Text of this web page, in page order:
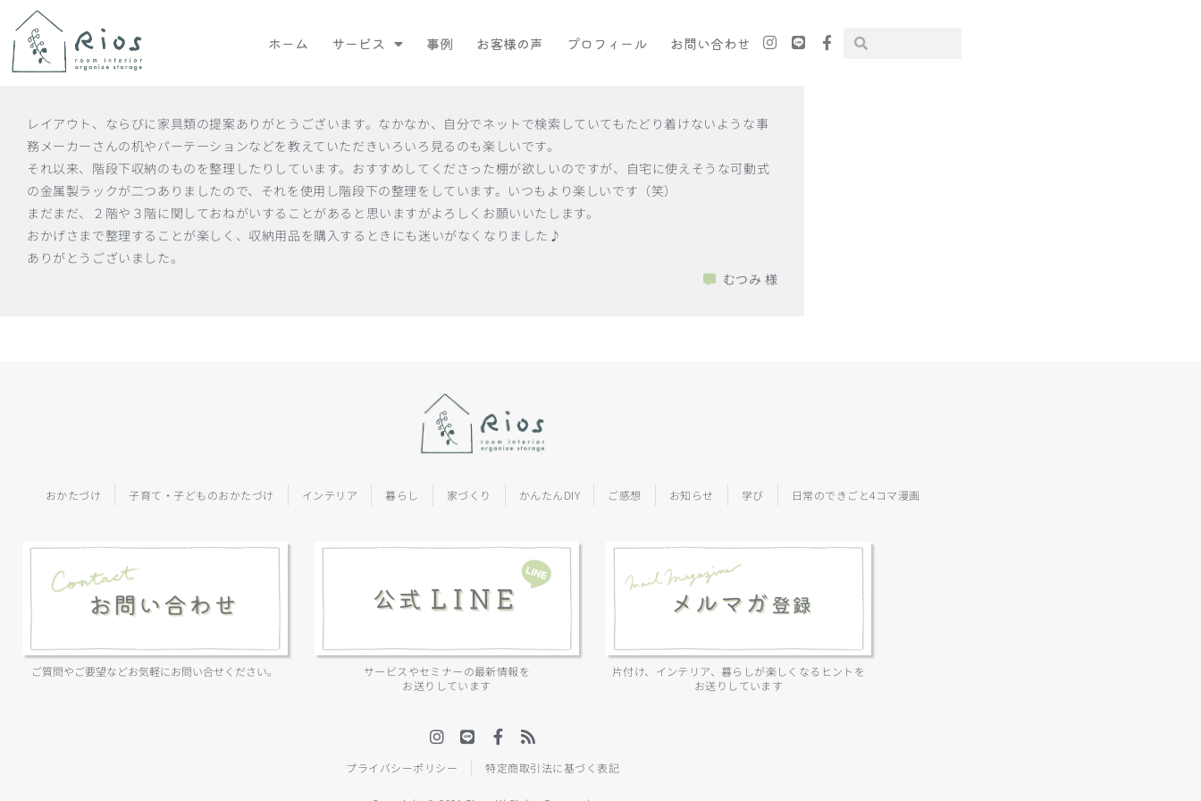
ホーム サービス 事例 お客様の声 プロフィール お問い合わせ
レイアウト、ならびに家具類の提案ありがとうございます。なかなか、自分でネットで検索していてもたどり着けないような事
務メーカーさんの机やパーテーションなどを教えていただきいろいろ見るのも楽しいです。
それ以来、階段下収納のものを整理したりしています。おすすめしてくださった棚が欲しいのですが、自宅に使えそうな可動式
の金属製ラックが二つありましたので、それを使用し階段下の整理をしています。いつもより楽しいです（笑）
まだまだ、２階や３階に関しておねがいすることがあると思いますがよろしくお願いいたします。
おかげさまで整理することが楽しく、収納用品を購入するときにも迷いがなくなりました♪
ありがとうございました。
むつみ 様
おかたづけ 子育て・子どものおかたづけ インテリア 暮らし 家づくり かんたんDIY ご感想 お知らせ 学び 日常のできごと4コマ漫画
ご質問やご要望などお気軽にお問い合せください。
サービスやセミナーの最新情報を
お送りしています
片付け、インテリア、暮らしが楽しくなるヒントを
お送りしています
プライバシーポリシー 特定商取引法に基づく表記